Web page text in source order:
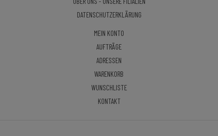
DATENSCHUTZERKLÄRUNG
MEIN KONTO
AUFTRÄGE
ADRESSEN
WARENKORB
WUNSCHLISTE
KONTAKT